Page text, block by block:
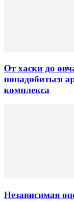
От хаски до
понадобиться
комплекса
Независимая